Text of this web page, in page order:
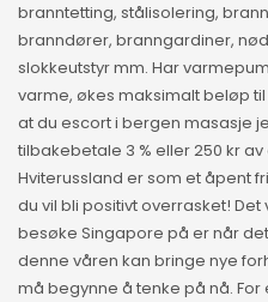
branntetting, stålisolering,
branndører, branngardiner,
slokkeutstyr mm. Har
varme, økes maksimalt beløp
at du escort i bergen masasje
tilbakebetale 3 % eller 250 kr
Hviterussland er som et åpent
du vil bli positivt overrasket!
besøke Singapore på er når
denne våren kan bringe nye
må begynne å tenke på nå.